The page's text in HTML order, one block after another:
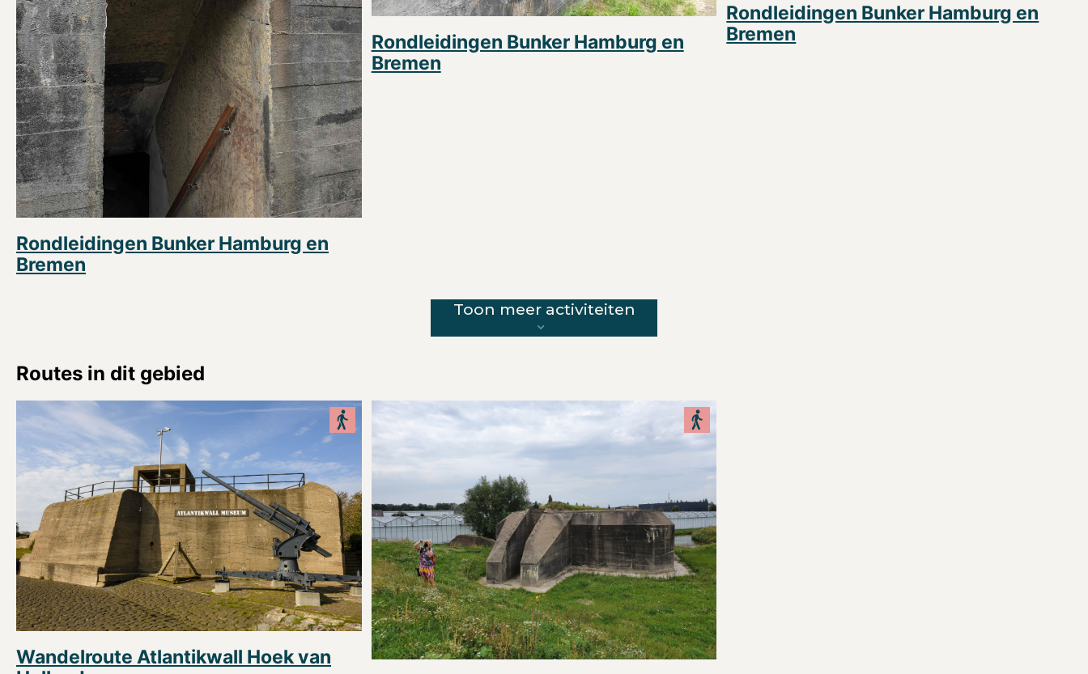
Rondleidingen Bunker Hamburg en
Bremen
Rondleidingen Bunker Hamburg en
Bremen
Rondleidingen Bunker Hamburg en
Bremen
Toon meer activiteiten
Routes in dit gebied
Wandelroute Atlantikwall Hoek van